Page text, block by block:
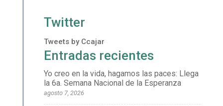
Twitter
Tweets by Ccajar
Entradas recientes
Yo creo en la vida, hagamos las paces: Llega
la 6a. Semana Nacional de la Esperanza
agosto 7, 2026